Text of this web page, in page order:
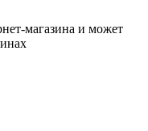
магазина и может